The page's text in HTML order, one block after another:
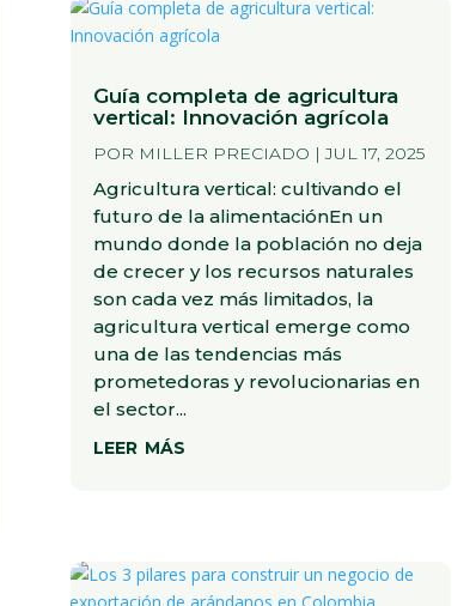
Guía completa de agricultura
vertical: Innovación agrícola
POR MILLER PRECIADO |JUL 17, 2025
Agricultura vertical: cultivando el
futuro de la alimentaciónEn un
mundo donde la población no deja
de crecer y los recursos naturales
son cada vez más limitados, la
agricultura vertical emerge como
una de las tendencias más
prometedoras y revolucionarias en
el sector...
leer más